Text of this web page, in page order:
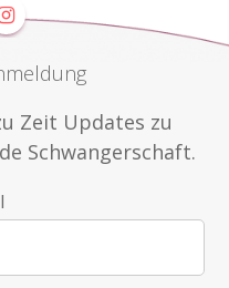
Zeit Updates zu
Schwangerschaft.